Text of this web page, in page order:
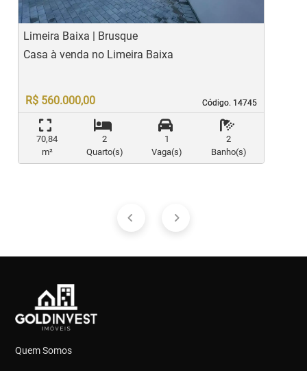
Limeira Baixa | Brusque
Código. 14745
Código. 14745
Casa à venda no Limeira Baixa
R$ 560.000,00
70,84
m²
2
Quarto(s)
1
Vaga(s)
2
Banho(s)
Quem Somos